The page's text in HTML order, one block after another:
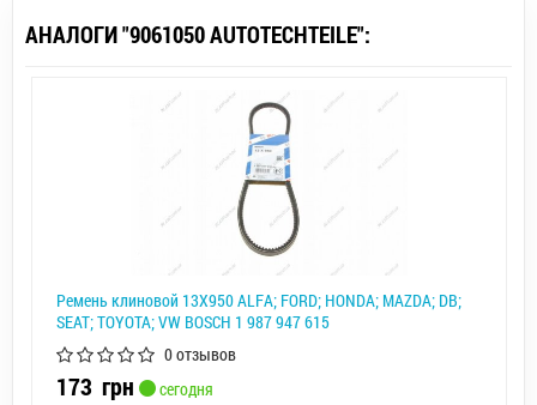
АНАЛОГИ "9061050 AUTOTECHTEILE":
Ремень клиновой 13X950 ALFA; FORD; HONDA; MAZDA; DB;
SEAT; TOYOTA; VW BOSCH 1 987 947 615
0 отзывов
173 грн
сегодня